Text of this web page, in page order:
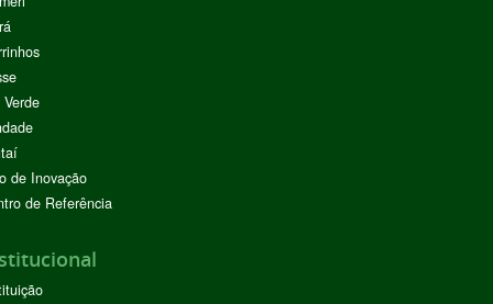
de Inovação
de Referência